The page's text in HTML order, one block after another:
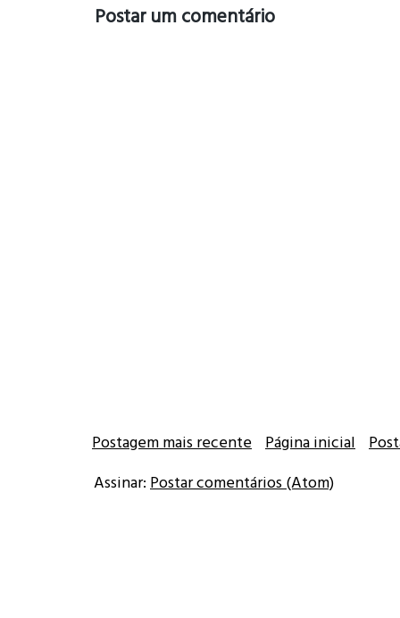
Postar um comentário
Postagem mais recente Página inicial
Assinar: Postar comentários (Atom)